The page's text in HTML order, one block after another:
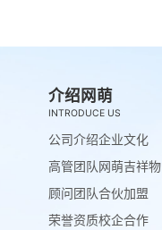
介绍网萌
INTRODUCE US
公司介绍
高管团队
顾问团队
荣誉资质
企业文化
网萌吉祥物
合伙加盟
校企合作